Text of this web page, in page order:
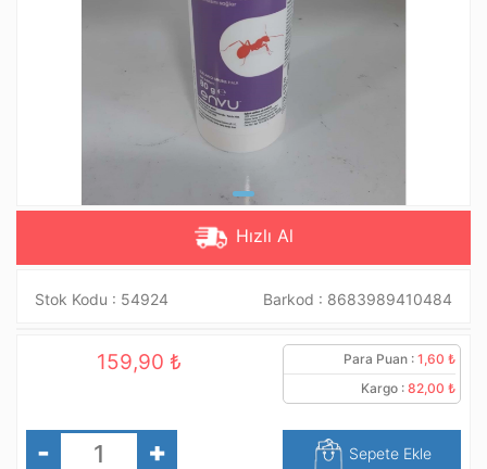
Hızlı Al
Stok Kodu : 54924 Barkod : 8683989410484
159,90 ₺ Para Puan : 1,60 ₺
Kargo : 82,00 ₺
- + Sepete Ekle